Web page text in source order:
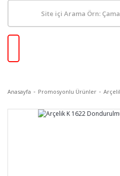
Anasayfa Promosyonlu Ürünler